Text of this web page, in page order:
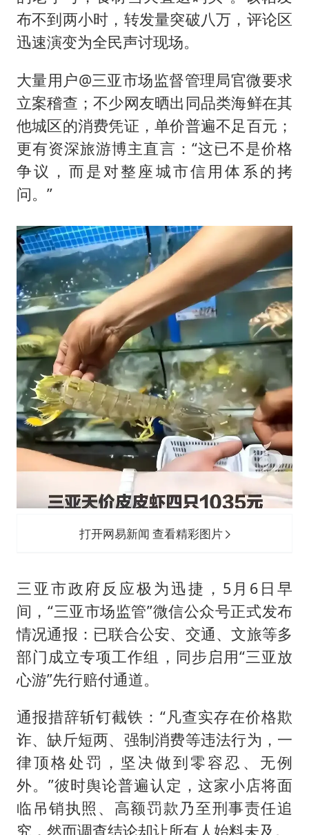
布不到两小时，转发量突破八万，评论区
迅速演变为全民声讨现场。
大量用户@三亚市场监督管理局官微要求
立案稽查；不少网友晒出同品类海鲜在其
他城区的消费凭证，单价普遍不足百元；
更有资深旅游博主直言：“这已不是价格
争议，而是对整座城市信用体系的拷
问。”
打开网易新闻 查看精彩图片
三亚市政府反应极为迅捷，5月6日早
间，“三亚市场监管”微信公众号正式发布
情况通报：已联合公安、交通、文旅等多
部门成立专项工作组，同步启用“三亚放
心游”先行赔付通道。
通报措辞斩钉截铁：“凡查实存在价格欺
诈、缺斤短两、强制消费等违法行为，一
律顶格处罚，坚决做到零容忍、无例
外。”彼时舆论普遍认定，这家小店将面
临吊销执照、高额罚款乃至刑事责任追
究，然而调查结论却让所有人始料未及。